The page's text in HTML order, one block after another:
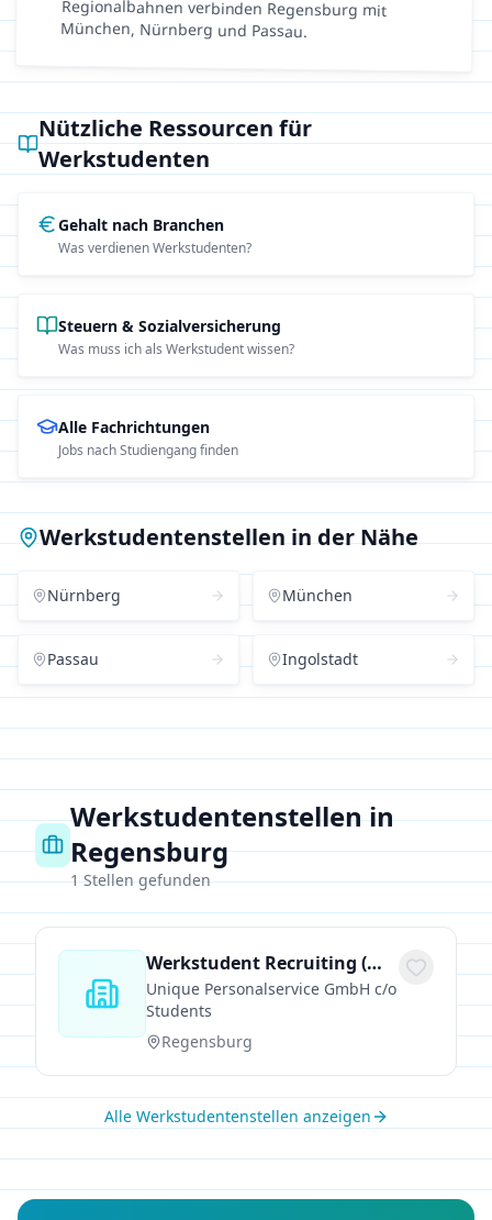
München, Nürnberg und Passau.
Nützliche Ressourcen für
Werkstudenten
Gehalt nach Branchen
Was verdienen Werkstudenten?
Steuern & Sozialversicherung
Was muss ich als Werkstudent wissen?
Alle Fachrichtungen
Jobs nach Studiengang finden
Werkstudentenstellen in der Nähe
Nürnberg München
Passau Ingolstadt
Werkstudentenstellen in
Regensburg
1Stellen gefunden
Werkstudent Recruiting (m/w/d) - ab 15€
Unique Personalservice GmbH c/o
Students
Regensburg
Alle Werkstudentenstellen anzeigen